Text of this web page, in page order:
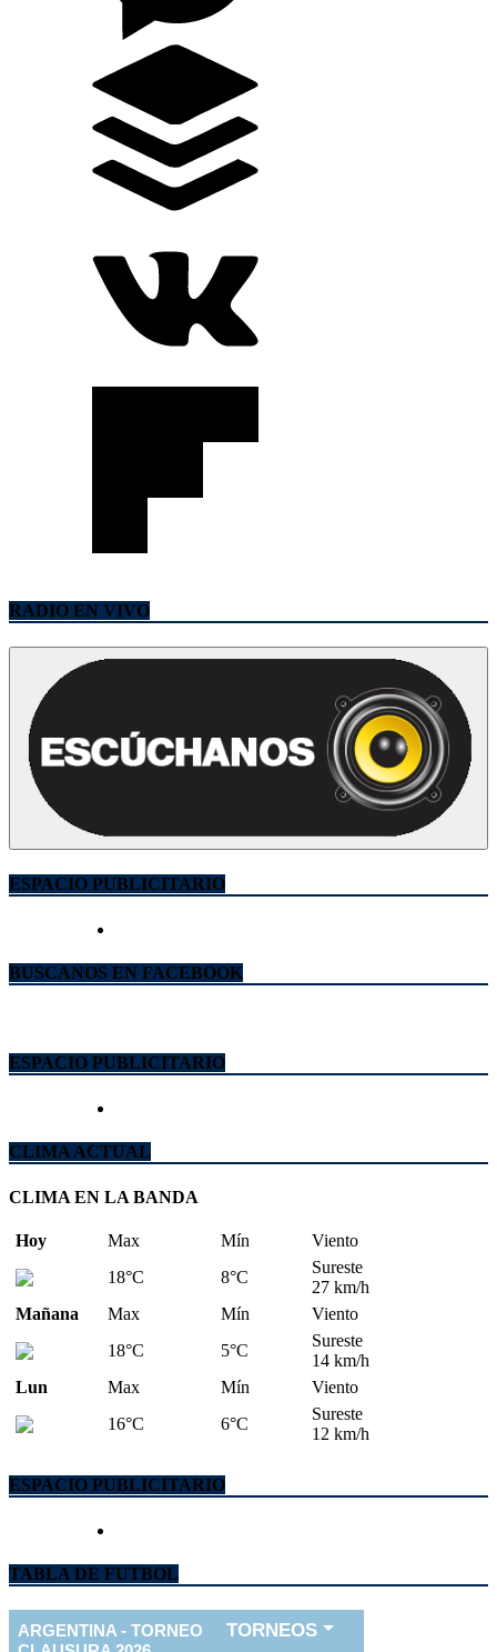
RADIO EN VIVO
ESPACIO PUBLICITARIO
BUSCANOS EN FACEBOOK
ESPACIO PUBLICITARIO
CLIMA ACTUAL
CLIMA EN LA BANDA
Hoy Max Mín
Viento
18°C
8°C
Sureste
27 km/h
Mañana
Max Mín
Viento
18°C
5°C
Sureste
14 km/h
Lun
Max Mín
Viento
16°C
6°C
Sureste
12 km/h
ESPACIO PUBLICITARIO
TABLA DE FUTBOL